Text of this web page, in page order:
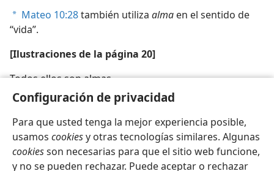
Configuración de privacidad
Para que usted tenga la mejor experiencia posible,
usamos cookiesy otras tecnologías similares. Algunas
cookiesson necesarias para que el sitio web funcione,
y no se pueden rechazar. Puede aceptar o rechazar
a Mateo 10:28también utiliza alma en el sentido de
“vida”.
[Ilustraciones de la página 20]
Todos ellos son almas
Español Compartir Configuración